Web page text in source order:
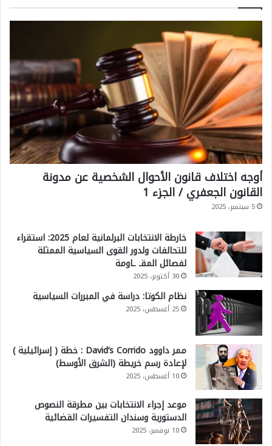
ك
أوجه اختلاف قانون الأحوال الشخصية عن مدونة
القانون الجعفري / الجزء 1
5 سبتمبر، 2025
خارطة الانتخابات البرلمانية لعام 2025: استقراء
للتحالفات ولدور القوى السياسية الممثلة
لفصائل المقـ ـاومة
30 أكتوبر، 2025
نظام الكوتا: دراسة في المبررات السياسية
25 أغسطس، 2025
ممر داوود David’s Corrido : خطة ( إسرائيلية )
لإعادة رسم خريطة (الشرق الأوسط)
10 أغسطس، 2025
موعد إجراء الانتخابات بين مطرقة النصوص
الدستورية وسندان التفسيرات القضائية
10 نوفمبر، 2025